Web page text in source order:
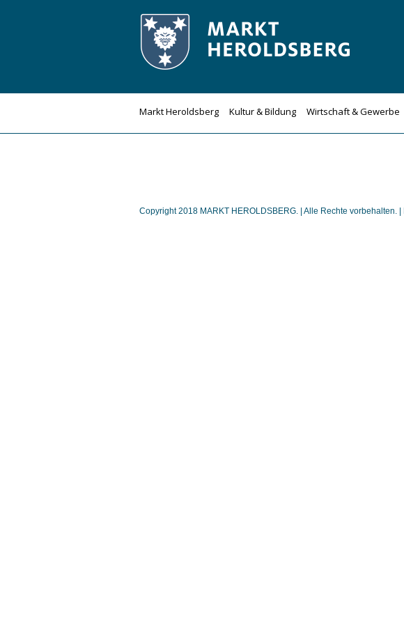
Markt Heroldsberg Kultur & Bildung Wirtschaft & Gewerbe
Copyright 2018 MARKT HEROLDSBERG. | Alle Rechte vorbehalten. |